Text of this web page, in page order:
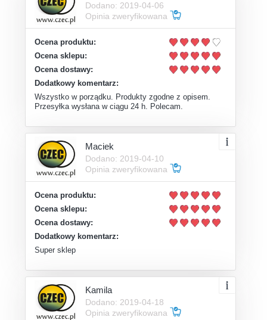
Dodano: 2019-04-06
Opinia zweryfikowana
Ocena produktu:
Ocena sklepu:
Ocena dostawy:
Dodatkowy komentarz:
Wszystko w porządku. Produkty zgodne z opisem.
Przesyłka wysłana w ciągu 24 h. Polecam.
Maciek
Dodano: 2019-04-10
Opinia zweryfikowana
Ocena produktu:
Ocena sklepu:
Ocena dostawy:
Dodatkowy komentarz:
Super sklep
Kamila
Dodano: 2019-04-18
Opinia zweryfikowana